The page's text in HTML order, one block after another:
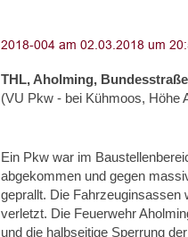
THL, Aholming,
(VU Pkw - bei Kühmoos, Höhe
Ein Pkw war im
abgekommen und gegen
geprallt. Die
verletzt. Die Feuerwehr
und die halbseitige Sperrung